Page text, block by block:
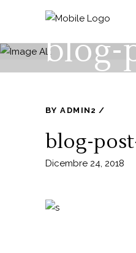
blog-
BYADMIN2
blog-
Dicembre 24, 2018